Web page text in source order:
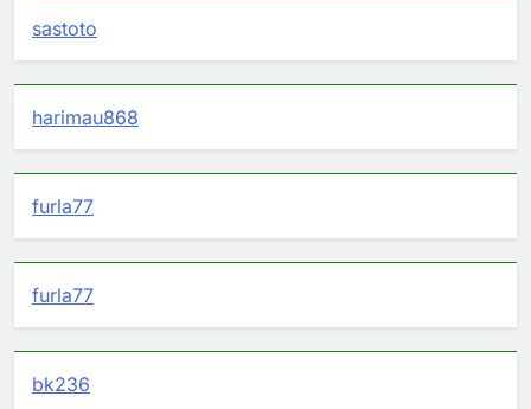
sastoto
harimau868
furla77
furla77
bk236